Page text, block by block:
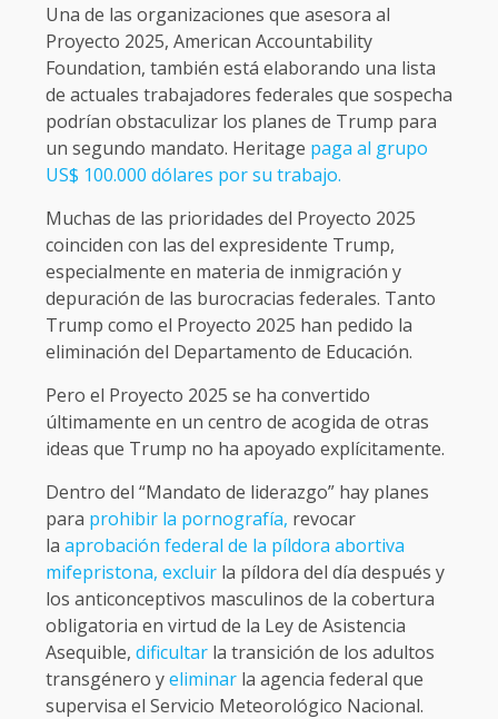
Una de las organizaciones que asesora al
Proyecto 2025, American Accountability
Foundation, también está elaborando una lista
de actuales trabajadores federales que sospecha
podrían obstaculizar los planes de Trump para
un segundo mandato. Heritage paga al grupo
US$ 100.000 dólares por su trabajo.
Muchas de las prioridades del Proyecto 2025
coinciden con las del expresidente Trump,
especialmente en materia de inmigración y
depuración de las burocracias federales. Tanto
Trump como el Proyecto 2025 han pedido la
eliminación del Departamento de Educación.
Pero el Proyecto 2025 se ha convertido
últimamente en un centro de acogida de otras
ideas que Trump no ha apoyado explícitamente.
Dentro del “Mandato de liderazgo” hay planes
para prohibir la pornografía, revocar
la aprobación federal de la píldora abortiva
mifepristona, excluir la píldora del día después y
los anticonceptivos masculinos de la cobertura
obligatoria en virtud de la Ley de Asistencia
Asequible, dificultar la transición de los adultos
transgénero yeliminar la agencia federal que
supervisa el Servicio Meteorológico Nacional.